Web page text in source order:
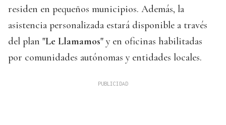
residen en pequeños municipios. Además, la
asistencia personalizada estará disponible a través
del plan "Le Llamamos" y en oficinas habilitadas
por comunidades autónomas y entidades locales.